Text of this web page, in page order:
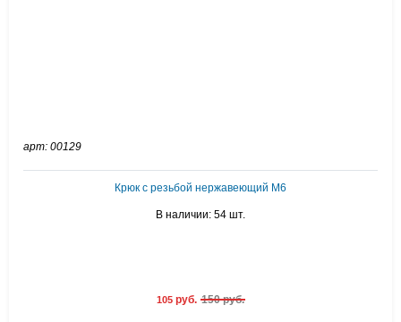
арт: 00129
Крюк с резьбой нержавеющий М6
В наличии: 54 шт.
105 руб. 150 руб.